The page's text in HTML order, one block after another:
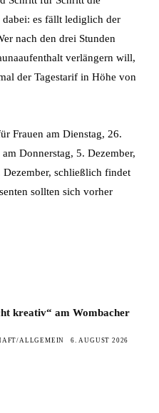
dabei: es fällt lediglich der
nach den drei Stunden
verlängern will,
der Tagestarif in Höhe von
Frauen am Dienstag, 26.
Donnerstag, 5. Dezember,
Dezember, schließlich findet
sollten sich vorher
kreativ“ am Wombacher
ALLGEMEIN 6. AUGUST 2026